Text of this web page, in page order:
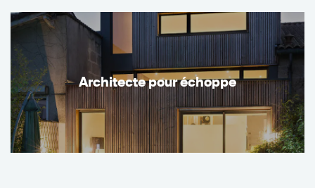
Architecte pour échoppe